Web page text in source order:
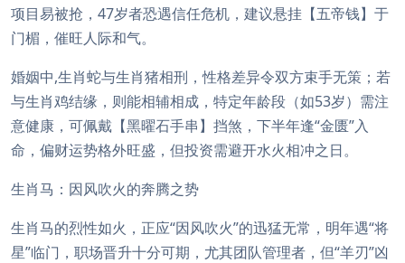
项目易被抢，47岁者恐遇信任危机，建议悬挂【五帝钱】于
门楣，催旺人际和气。
婚姻中,生肖蛇与生肖猪相刑，性格差异令双方束手无策；若
与生肖鸡结缘，则能相辅相成，特定年龄段（如53岁）需注
意健康，可佩戴【黑曜石手串】挡煞，下半年逢“金匮”入
命，偏财运势格外旺盛，但投资需避开水火相冲之日。
生肖马：因风吹火的奔腾之势
生肖马的烈性如火，正应“因风吹火”的迅猛无常，明年遇“将
星”临门，职场晋升十分可期，尤其团队管理者，但“羊刃”凶